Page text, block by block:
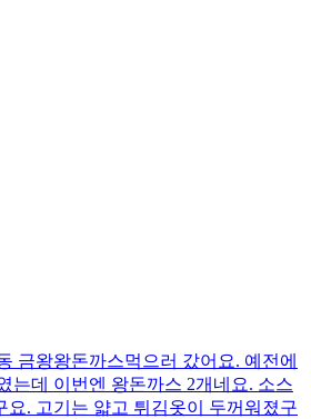
금왕왕돈까스먹으러 갔어요. 예전에
는데 이번엔 왕돈까스 2개네요. 소스
요. 고기는 얇고 튀김옷이 두꺼워졌구